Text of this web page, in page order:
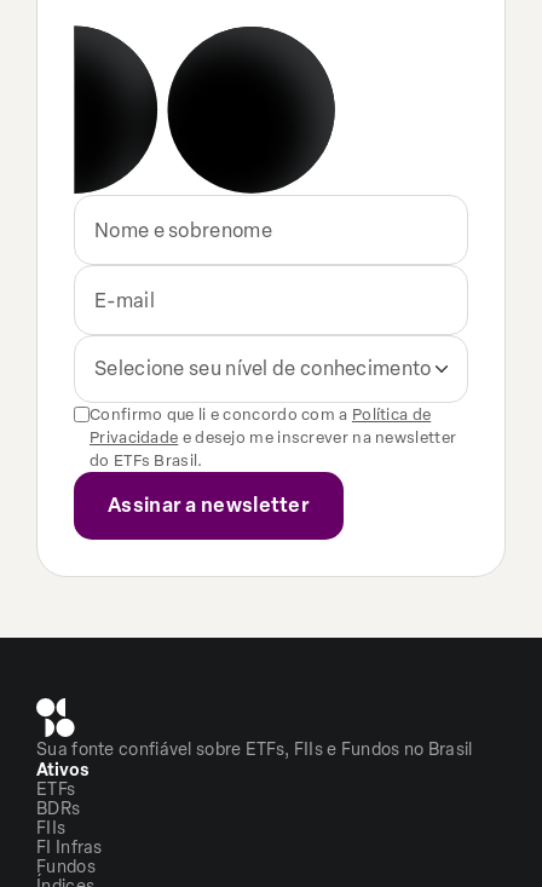
Selecione seu nível de conhecimento
Confirmo que li e concordo com a Política de
Privacidade e desejo me inscrever na newsletter
do ETFs Brasil.
Sua fonte confiável sobre ETFs, FIIs e Fundos no Brasil
Ativos
ETFs
BDRs
FIIs
FI Infras
Fundos